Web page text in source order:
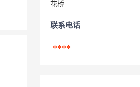
花桥
联系电话
****